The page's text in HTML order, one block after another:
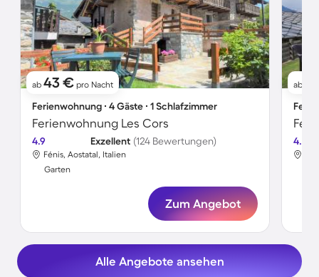
ab 43 € pro Nacht
Ferienwohnung ∙ 4 Gäste ∙ 1 Schlafzimmer
Ferienwohnung Les Cors
4.9 Exzellent (124 Bewertungen)
Fénis, Aostatal, Italien
Garten
Zum Angebot
ab
4.2
Alle Angebote ansehen